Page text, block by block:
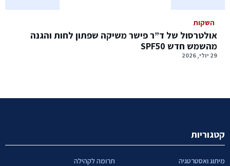
השקות
אולטרסול של ד”ר פישר משיקה שפתון לחות והגנה
מהשמש חדש SPF50
29 יולי, 2026
קטגוריות
מיתוג ואסטרטגיה
תרומה לקהילה